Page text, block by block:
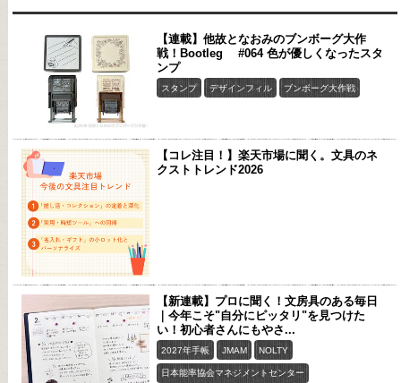
【連載】他故となおみのブンボーグ大作
戦！Bootleg #064 色が優しくなったスタ
ンプ
スタンプ デザインフィル ブンボーグ大作戦
【コレ注目！】楽天市場に聞く。文具のネ
クストトレンド2026
【新連載】プロに聞く！文房具のある毎日
｜今年こそ"自分にピッタリ"を見つけた
い！初心者さんにもやさ...
2027年手帳 JMAM NOLTY
日本能率協会マネジメントセンター